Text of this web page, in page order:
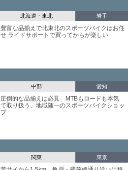
北海道・東北 岩手
豊富な品揃えで北東北のスポーツバイクはお任
せ ライドサポートで買ってからが楽しい
中部 愛知
圧倒的な品揃えは必見 MTBもロードも本気
で取り扱う、地域随一のスポーツバイクショッ
プ
関東 東京